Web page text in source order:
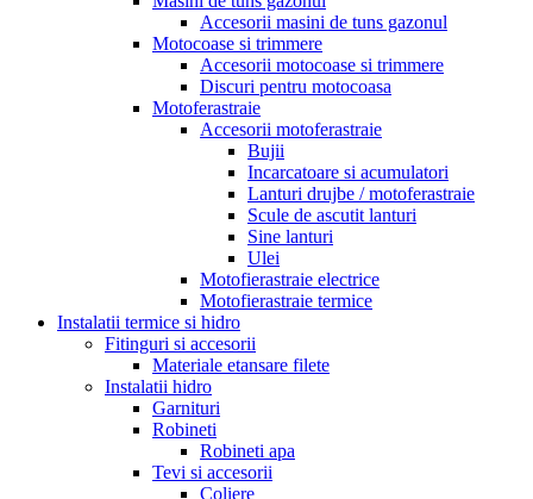
Accesorii masini de tuns gazonul
Motocoase si trimmere
Accesorii motocoase si trimmere
Discuri pentru motocoasa
Motoferastraie
Accesorii motoferastraie
Bujii
Incarcatoare si acumulatori
Lanturi drujbe / motoferastraie
Scule de ascutit lanturi
Sine lanturi
Ulei
Motofierastraie electrice
Motofierastraie termice
Instalatii termice si hidro
Fitinguri si accesorii
Materiale etansare filete
Instalatii hidro
Garnituri
Robineti
Robineti apa
Tevi si accesorii
Coliere